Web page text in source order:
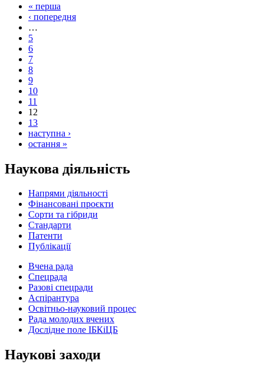
« перша
‹ попередня
…
5
6
7
8
9
10
11
12
13
наступна ›
остання »
Наукова діяльність
Напрями діяльності
Фінансовані проєкти
Сорти та гібриди
Стандарти
Патенти
Публікації
Вчена рада
Спецрада
Разові спецради
Аспірантура
Освітньо-науковий процес
Рада молодих вчених
Дослідне поле ІБКіЦБ
Наукові заходи